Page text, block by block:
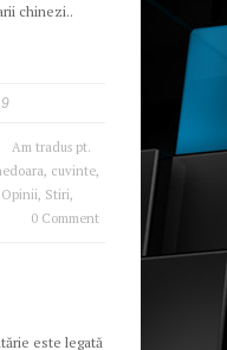
chinezi..
Am tradus pt.
, cuvinte,
Opinii, Stiri,
0 Comment
este legată